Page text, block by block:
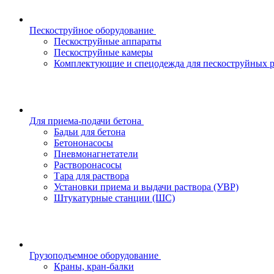
Пескоструйное оборудование
Пескоструйные аппараты
Пескоструйные камеры
Комплектующие и спецодежда для пескоструйных
Для приема-подачи бетона
Бадьи для бетона
Бетононасосы
Пневмонагнетатели
Растворонасосы
Тара для раствора
Установки приема и выдачи раствора (УВР)
Штукатурные станции (ШС)
Грузоподъемное оборудование
Краны, кран-балки